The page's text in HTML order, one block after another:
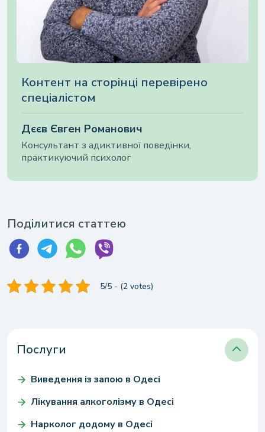
Контент на cторінці перевірено
спеціалістом
Дєєв Євген Романович
Консультант з адиктивної поведінки,
практикуючий психолог
Поділитися статтею
5/5 - (2 votes)
Послуги
Виведення із запою в Одесі
Лікування алкоголізму в Одесі
Нарколог додому в Одесі